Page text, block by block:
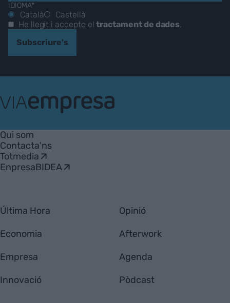
IDIOMA*
Català
Castellà
He llegit i accepto eltractament de dades
Subscriure's
Empresa
Qui som
Contacta'ns
Totmedia
EnpresaBIDEA
Última Hora
Economia
Empresa
Innovació
Opinió
Afterwork
Agenda
Pòdcast